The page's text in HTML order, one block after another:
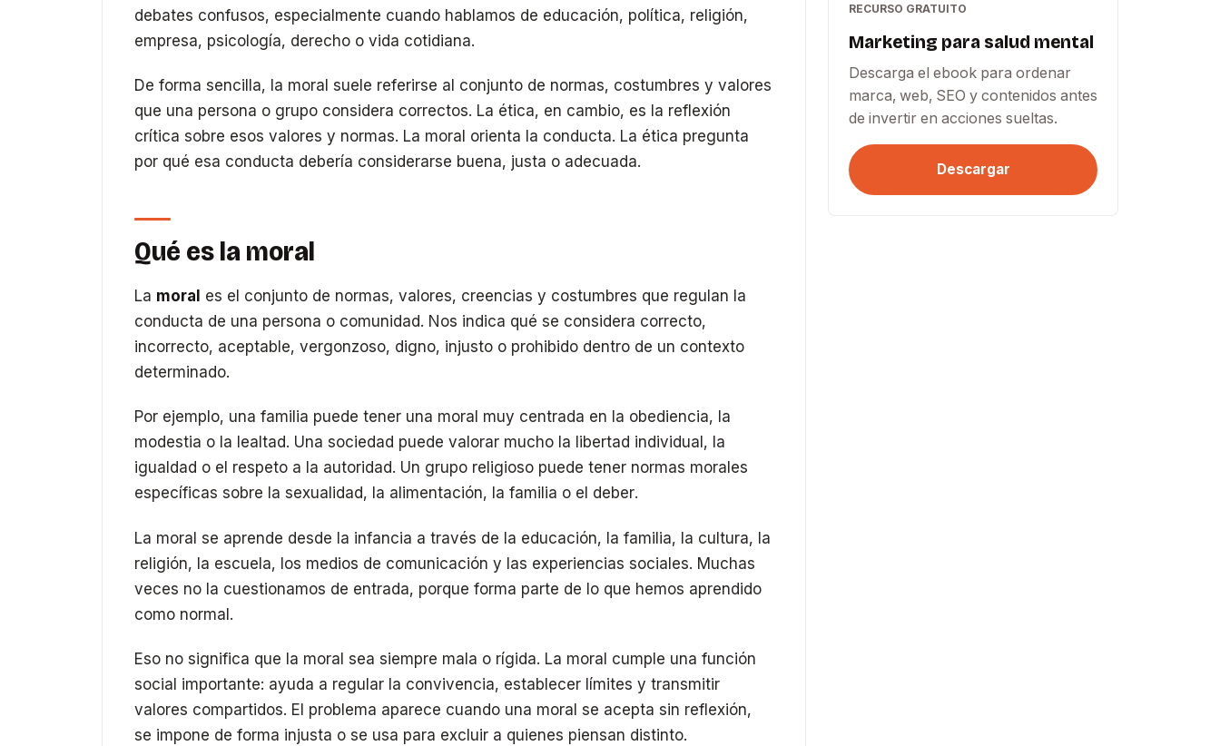
debates confusos, especialmente cuando hablamos de educación, política, religión,
empresa, psicología, derecho o vida cotidiana.
De forma sencilla, la moral suele referirse al conjunto de normas, costumbres y valores
que una persona o grupo considera correctos. La ética, en cambio, es la reflexión
crítica sobre esos valores y normas. La moral orienta la conducta. La ética pregunta
por qué esa conducta debería considerarse buena, justa o adecuada.
Qué es la moral
La moral es el conjunto de normas, valores, creencias y costumbres que regulan la
conducta de una persona o comunidad. Nos indica qué se considera correcto,
incorrecto, aceptable, vergonzoso, digno, injusto o prohibido dentro de un contexto
determinado.
Por ejemplo, una familia puede tener una moral muy centrada en la obediencia, la
modestia o la lealtad. Una sociedad puede valorar mucho la libertad individual, la
igualdad o el respeto a la autoridad. Un grupo religioso puede tener normas morales
específicas sobre la sexualidad, la alimentación, la familia o el deber.
La moral se aprende desde la infancia a través de la educación, la familia, la cultura, la
religión, la escuela, los medios de comunicación y las experiencias sociales. Muchas
veces no la cuestionamos de entrada, porque forma parte de lo que hemos aprendido
como normal.
Eso no significa que la moral sea siempre mala o rígida. La moral cumple una función
social importante: ayuda a regular la convivencia, establecer límites y transmitir
valores compartidos. El problema aparece cuando una moral se acepta sin reflexión,
se impone de forma injusta o se usa para excluir a quienes piensan distinto.
RECURSO GRATUITO
Marketing para salud mental
Descarga el ebook para ordenar
marca, web, SEO y contenidos antes
de invertir en acciones sueltas.
Descargar